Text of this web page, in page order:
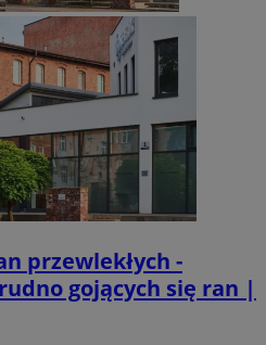
przewlekłych -
gojących się ran |